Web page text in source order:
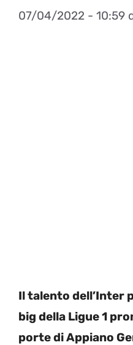
07/04/2022 - 10:59
Il talento dell’Inter
big della Ligue 1
porte di Appiano